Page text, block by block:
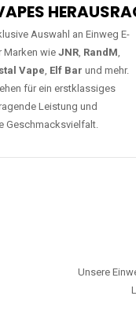
Auswahl an Einweg E-
Marken wie JNR, RandM,
Vape, Elf Bar und mehr.
für ein erstklassiges
Leistung und
Geschmacksvielfalt.
Unsere